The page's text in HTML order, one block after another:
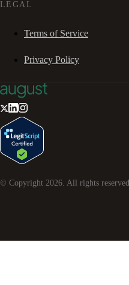
LEGAL
Terms of Service
Privacy Policy
© Copyright 2026 . All rights reserved.